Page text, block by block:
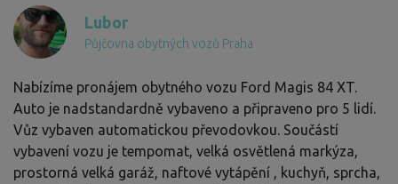
Lubor
Půjčovna obytných vozů Praha
Nabízíme pronájem obytného vozu Ford Magis 84 XT.
Auto je nadstandardně vybaveno a připraveno pro 5 lidí.
Vůz vybaven automatickou převodovkou. Součástí
vybavení vozu je tempomat, velká osvětlená markýza,
prostorná velká garáž, naftové vytápění , kuchyň, sprcha,